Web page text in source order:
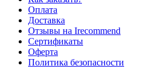
Оплата
Доставка
Отзывы на Irecommend
Сертификаты
Оферта
Политика безопасности